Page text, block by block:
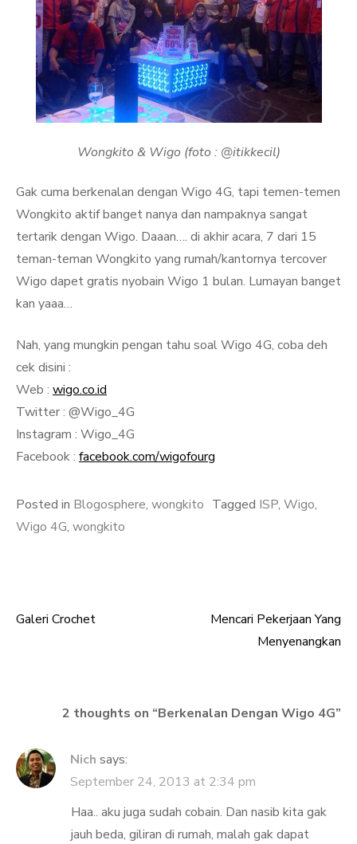
Wongkito & Wigo (foto : @itikkecil)
Gak cuma berkenalan dengan Wigo 4G, tapi temen-temen
Wongkito aktif banget nanya dan nampaknya sangat
tertarik dengan Wigo. Daaan…. di akhir acara, 7 dari 15
teman-teman Wongkito yang rumah/kantornya tercover
Wigo dapet gratis nyobain Wigo 1 bulan. Lumayan banget
kan yaaa…
Nah, yang mungkin pengan tahu soal Wigo 4G, coba deh
cek disini :
Web : wigo.co.id
Twitter : @Wigo_4G
Instagram : Wigo_4G
Facebook : facebook.com/wigofourg
Posted in Blogosphere, wongkito Tagged ISP, Wigo,
Wigo 4G, wongkito
Post
Galeri Crochet
Mencari Pekerjaan Yang
Menyenangkan
2 thoughts on “Berkenalan Dengan Wigo 4G”
Nich says:
September 24, 2013 at 2:34 pm
Haa.. aku juga sudah cobain. Dan nasib kita gak
jauh beda, giliran di rumah, malah gak dapat